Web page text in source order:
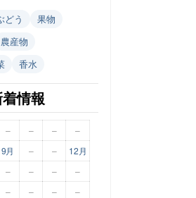
どう
果物
農産物
香水
情報
– – –
–
9月 – – 12月
– – –
–
– – – –